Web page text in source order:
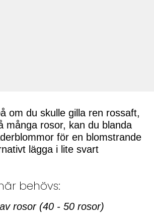
om du skulle gilla ren rossaft,
många rosor, kan du blanda
för en blomstrande
lägga i lite svart
behövs:
rosor (40 - 50 rosor)